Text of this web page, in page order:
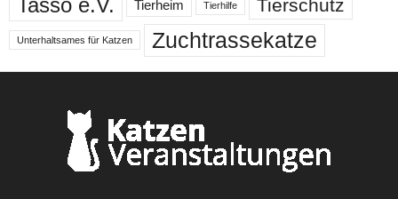
Tierheim Tierhilfe Tierschutz
Unterhaltsames für Katzen Zuchtrassekatze